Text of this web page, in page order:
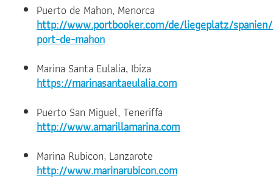
Puerto de Mahon, Menorca
http://www.portbooker.com/de/liegeplatz/
port-de-mahon
Marina Santa Eulalia, Ibiza
https://marinasantaeulalia.com
Puerto San Miguel, Teneriffa
http://www.amarillamarina.com
Marina Rubicon, Lanzarote
http://www.marinarubicon.com